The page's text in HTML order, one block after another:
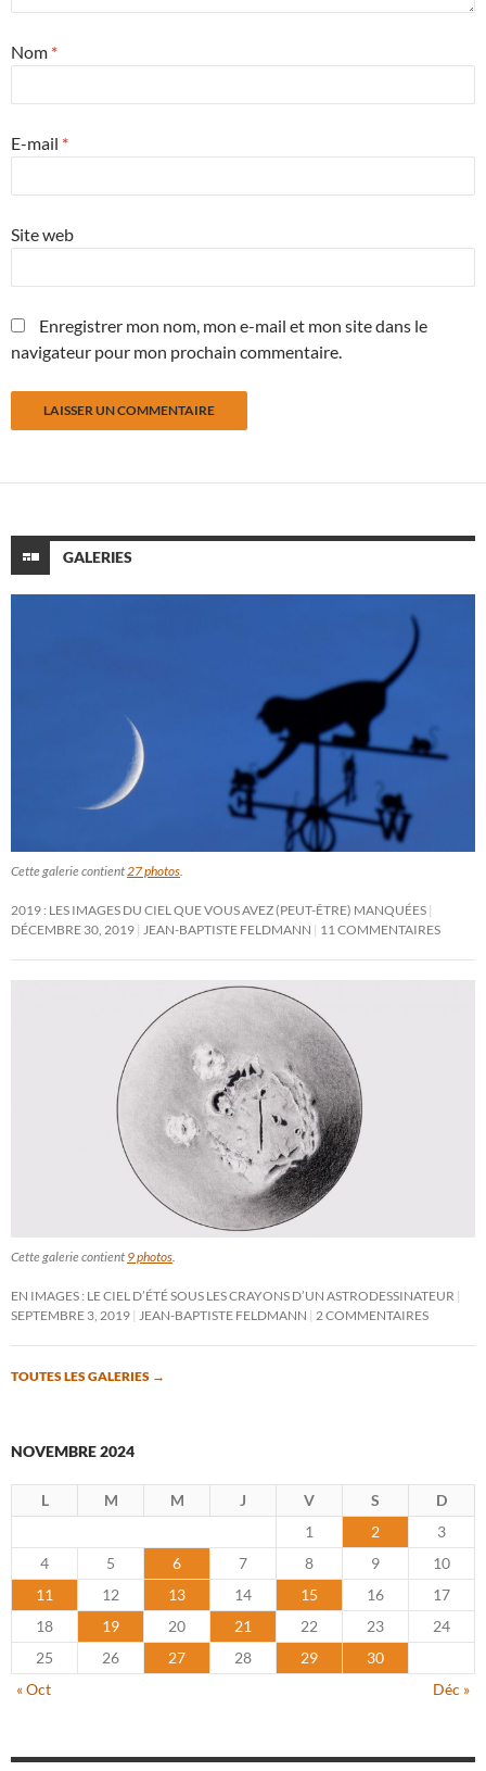
Nom *
E-mail *
Site web
Enregistrer mon nom, mon e-mail et mon site dans le
navigateur pour mon prochain commentaire.
GALERIES
Cette galerie contient 27 photos
2019 : LES IMAGES DU CIEL QUE VOUS AVEZ (PEUT-ÊTRE) MANQUÉES
DÉCEMBRE 30, 2019
JEAN-BAPTISTE FELDMANN 11 COMMENTAIRES
Cette galerie contient 9 photos
EN IMAGES : LE CIEL D’ÉTÉ SOUS LES CRAYONS D’UN ASTRODESSINATEUR
SEPTEMBRE 3, 2019
JEAN-BAPTISTE FELDMANN 2 COMMENTAIRES
TOUTES LES GALERIES →
NOVEMBRE 2024
L M M J V S
D
1
2
3
4
5 6 7 8 9
10
11
12 13 14 15 16
17
18
19 20 21 22 23
24
25
26 27 28 29
30
« Oct
Déc »